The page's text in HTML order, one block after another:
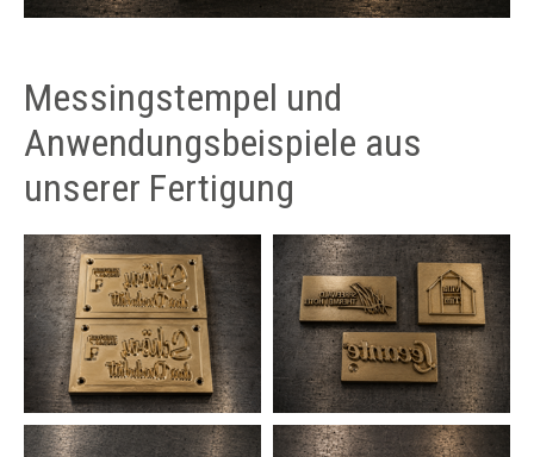
Messingstempel und
Anwendungsbeispiele aus
unserer Fertigung